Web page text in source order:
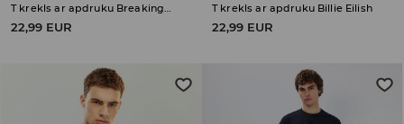
22,99 EUR
T krekls ar apdruku Billie Eilish
22,99 EUR